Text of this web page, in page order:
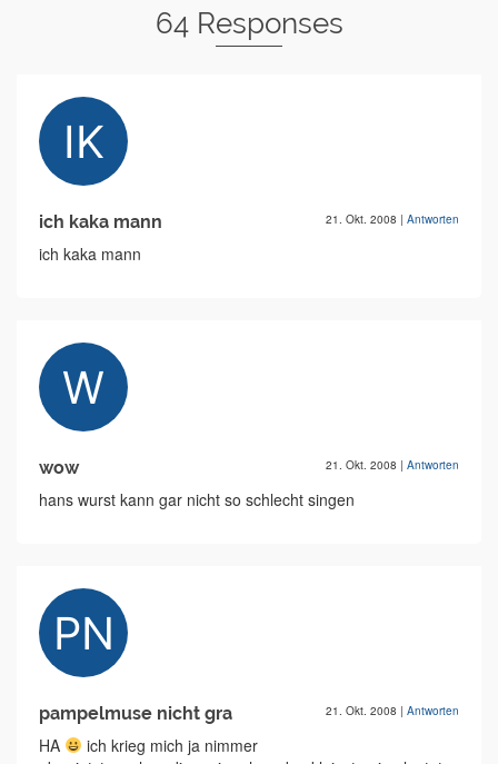
64 Responses
ich kaka mann 21. Okt. 2008 | Antworten
ich kaka mann
wow 21. Okt. 2008 | Antworten
hans wurst kann gar nicht so schlecht singen
pampelmuse nicht gra 21. Okt. 2008 | Antworten
HA
ich krieg mich ja nimmer